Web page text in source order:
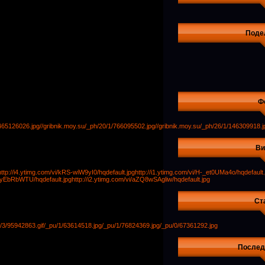
//gribnik.moy.su/_ph/20/1/766095502.jpg//gribnik.moy.su/_ph/26/1/
i4.ytimg.com/vi/kRS-wiW9yI0/hqdefault.jpghttp://i1.ytimg.com/vi/H-_et0UMa4o/
hqdefault.jpghttp://i2.ytimg.com/vi/aZQ8wSAgliw/hqdefault.jpg
3/95942863.gif/_pu/1/63614518.jpg/_pu/1/76824369.jpg/_pu/0/67361292.jpg